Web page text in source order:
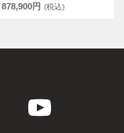
878,900円 (税込)